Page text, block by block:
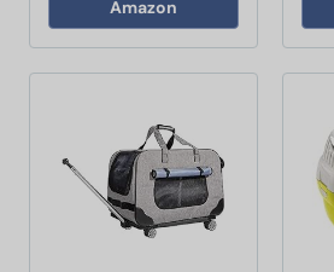
Amazon